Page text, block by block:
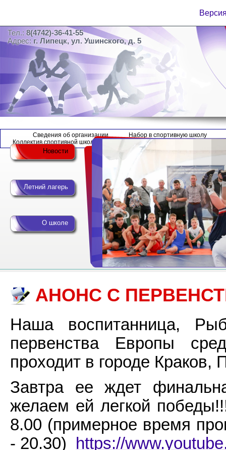
Тел.: 8(4742)-36-41-55
Адрес: г. Липецк, ул. Ушинского, д. 5
Сведения об организации
Набор в спортивную школу
Коллектив спортивной школы
Новости
Летний лагерь
О школе
АНОНС С
Наша воспитанница,
первенства Европы
проходит в городе
Завтра ее ждет
желаем ей легкой
8.00 (примерное время
- 20.30)
https://